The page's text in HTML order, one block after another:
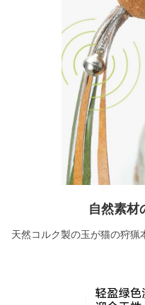
自然素材
天然コルク製の玉が猫の狩猟